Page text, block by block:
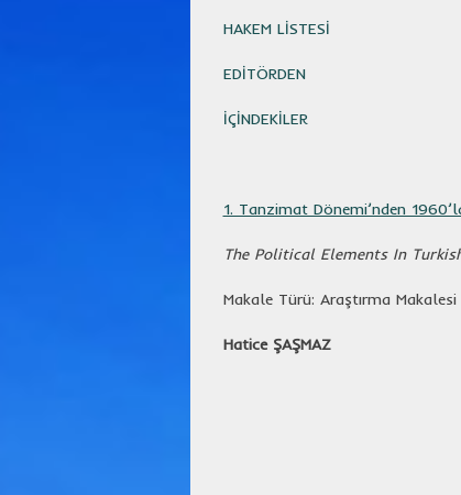
HAKEM LİSTESİ
EDİTÖRDEN
İÇİNDEKİLER
1. Tanzimat Dönemi’nden
The Political Elements In
Makale Türü: Araştırma Makalesi
Hatice ŞAŞMAZ